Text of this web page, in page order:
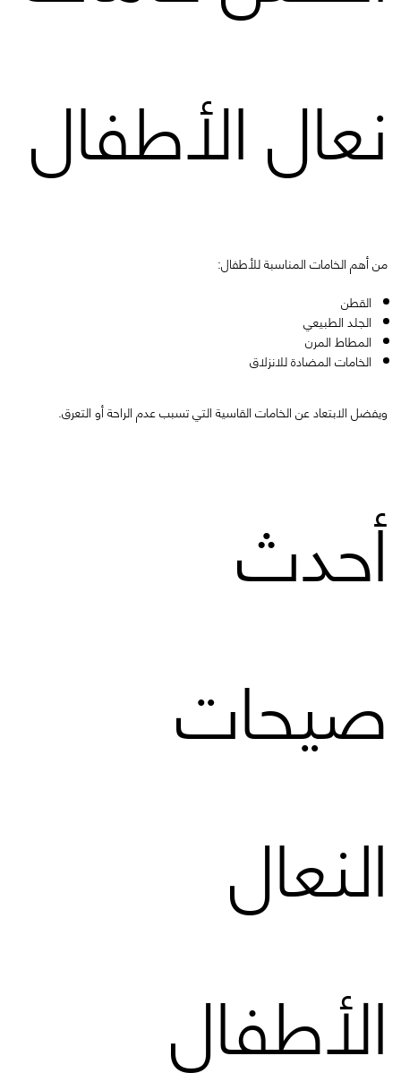
نعال الأطفال
من أهم الخامات المناسبة للأطفال:
القطن
الجلد الطبيعي
المطاط المرن
الخامات المضادة للانزلاق
ويفضل الابتعاد عن الخامات القاسية التي تسبب عدم الراحة أو التعرق.
أحدث
صيحات
النعال
الأطفال